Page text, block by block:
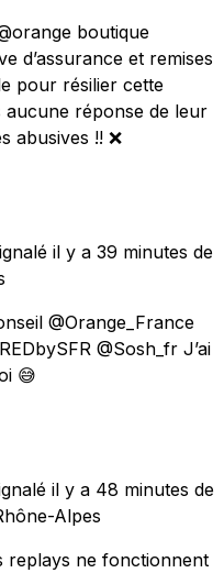
boutique
d’assurance et remises
pour résilier cette
aucune réponse de leur
abusives !! ❌
il y a 39 minutes de
@Orange_France
@Sosh_fr J’ai
😅
il y a 48 minutes de
Alpes
replays ne fonctionnent